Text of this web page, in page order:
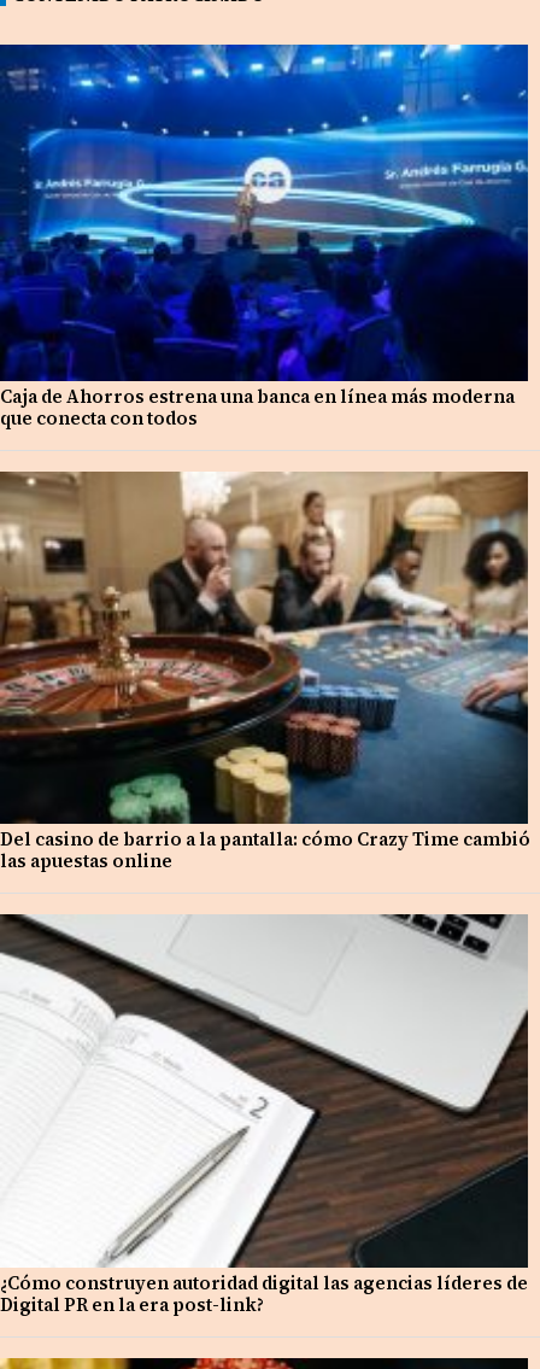
Caja de Ahorros estrena una banca en línea más moderna
que conecta con todos
Del casino de barrio a la pantalla: cómo Crazy Time cambió
las apuestas online
¿Cómo construyen autoridad digital las agencias líderes de
Digital PR en la era post-link?